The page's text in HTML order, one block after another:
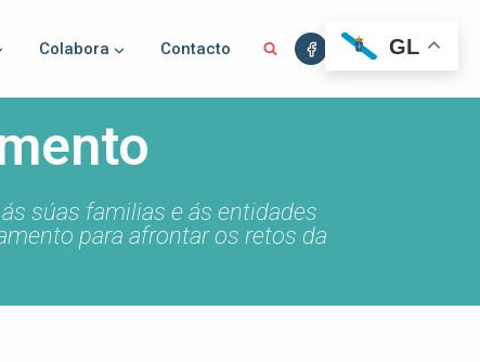
Colabora Contacto
súas familias e ás entidades
para afrontar os retos da
GL